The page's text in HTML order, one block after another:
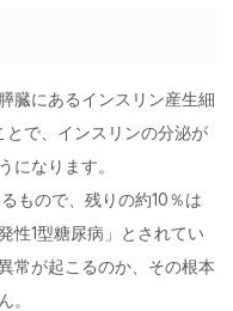
臓にあるインスリン産生細
で、インスリンの分泌が
になります。
もので、残りの約10％は
性1型糖尿病」とされてい
常が起こるのか、その根本
。